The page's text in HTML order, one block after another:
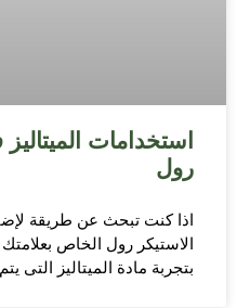
استخدامات
رول
اذا كنت تبحث عن طريقة
الاستيكر رول الخاص
بتجربة مادة الميتاليز التى